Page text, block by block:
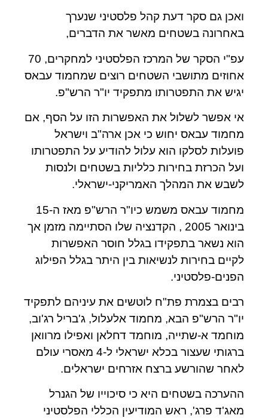
ואכן גם סקר דעת קהל פלסטיני שנערך
באחרונה בשטחים מאשר את הדברים,
עפ"י הסקר של המרכז הפלסטיני למחקרים, 70
אחוזים מתושבי השטחים רוצים שמחמוד עבאס
יגיש את התפטרותו מתפקיד יו"ר הרש"פ.
אי אפשר לשלול את האפשרות הזו על הסף, אם
מחמוד עבאס יחוש כי אכן ארה"ב וישראל
פועלות לסלקו הוא עלול להודיע על התפטרותו
ועל הכרזת בחירות כלליות בשטחים ולנסות
לשבש את המהלך האמריקני-ישראלי.
מחמוד עבאס משמש כיו"ר הרש"פ מאז ה-15
בינואר 2005 , הקדנציה שלו הסתיימה מזמן אך
הוא נשאר בתפקידו בגלל חוסר האפשרות
לקיים בחירות לנשיאות בין היתר בגלל הפילוג
הפנים-פלסטיני.
רבים בצמרת פת"ח לוטשים את עיניהם לתפקיד
יו"ר הרש"פ הבא, מחמוד אלעלול, ג'בריל רג'וב,
מוחמד א-שתייה, מוחמד דחלאן ואפילו מרוואן
ברגותי שעצור בכלא ישראלי ל-4 מאסרי עולם
לאחר שהורשע ברצח אזרחים ישראלים.
ההערכה בשטחים היא כי סיכוייו של הגנרל
מאג'ד פרג', ראש המודיעין הכללי הפלסטיני